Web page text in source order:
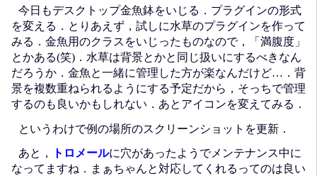
今日もデスクトップ金魚鉢をいじる．プラグインの形式
を変える．とりあえず，試しに水草のプラグインを作って
みる．金魚用のクラスをいじったものなので，「満腹度」
とかある(笑)．水草は背景とかと同じ扱いにするべきなん
だろうか．金魚と一緒に管理した方が楽なんだけど…．背
景を複数重ねられるようにする予定だから，そっちで管理
するのも良いかもしれない．あとアイコンを変えてみる．
というわけで例の場所のスクリーンショットを更新．
あと， トロメールに穴があったようでメンテナンス中に
なってますね．まぁちゃんと対応してくれるってのは良い